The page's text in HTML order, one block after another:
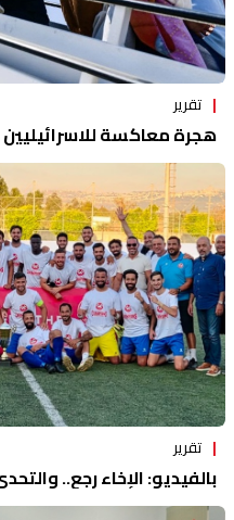
تقرير
هجرة معاكسة للاسرائيليين
تقرير
بالفيديو: الإخاء رجع..